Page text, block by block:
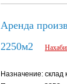
Аренда
2250м2
Назначение: склад